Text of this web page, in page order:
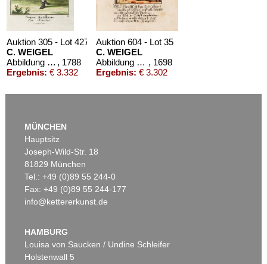
Auktion 305 - Lot 427
C. WEIGEL
Abbildung aller Berg- und Hütten-Beamten. 1788. , 1788
Ergebnis: € 3.332
Auktion 604 - Lot 35
C. WEIGEL
Abbildung der Gemein-Nützlichen Haupt-Stände ... Künstler und Handwerker , 1698
Ergebnis: € 3.302
Auktion 405 - Lot 636
Ergebnis:€ 2.880
Auktion 328 - Lot 283
MÜNCHEN
Hauptsitz
Joseph-Wild-Str. 18
81829 München
Tel.: +49 (0)89 55 244-0
Fax: +49 (0)89 55 244-177
info@kettererkunst.de
HAMBURG
Louisa von Saucken / Undine Schleifer
Holstenwall 5